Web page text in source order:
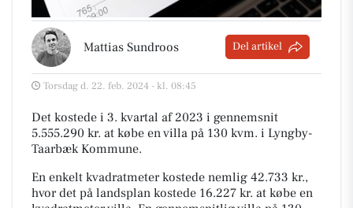
Mattias Sundroos Del artikel
Torsdag d. 22. feb. 2024 - kl. 08:45
Det kostede i 3. kvartal af 2023 i gennemsnit
5.555.290 kr. at købe en villa på 130 kvm. i Lyngby-
Taarbæk Kommune.
En enkelt kvadratmeter kostede nemlig 42.733 kr.,
hvor det på landsplan kostede 16.227 kr. at købe en